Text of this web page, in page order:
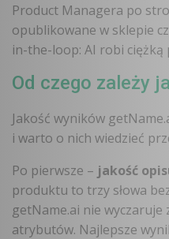
Product Managera po
opublikowane w sklepie
in-the-loop: AI robi ciężką
Od czego zależy
Jakość wyników
i warto o nich wiedzieć
Po pierwsze – jakość
produktu to trzy słowa
getName.ai nie wyczaruje
atrybutów. Najlepsze